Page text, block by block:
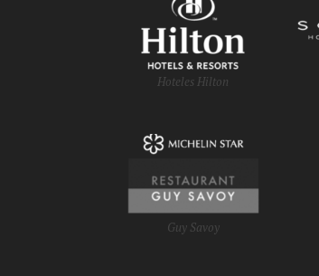
Hoteles Hilton
Guy Savoy